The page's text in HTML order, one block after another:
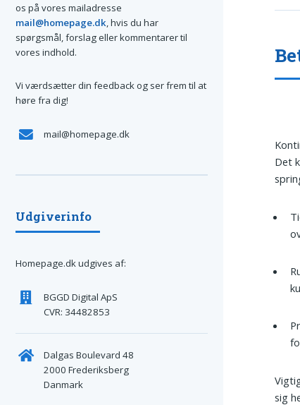
Det
sig
os på vores mailadresse
mail@homepage.dk, hvis du har
spørgsmål, forslag eller kommentarer til
vores indhold.
Vi værdsætter din feedback og ser frem til at
høre fra dig!
mail@homepage.dk
Udgiverinfo
Homepage.dk udgives af:
BGGD Digital ApS
CVR: 34482853
Dalgas Boulevard 48
2000 Frederiksberg
Danmark